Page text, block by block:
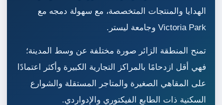
الهدايا والمنتجات المتخصصة، مع سهولة دمجه مع
Victoria Park وجامعة ليستر.
تمنح المنطقة الزائر صورة مختلفة عن وسط المدينة؛
فهي أقل ازدحامًا بالمراكز التجارية الكبيرة وأكثر اعتمادًا
على المقاهي الصغيرة والمتاجر المستقلة والشوارع
السكنية ذات الطابع الفيكتوري والإدواردي.